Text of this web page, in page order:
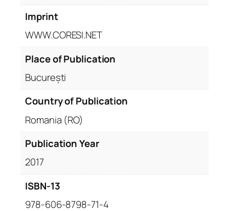
Imprint
WWW.CORESI.NET
Place of Publication
București
Country of Publication
Romania (RO)
Publication Year
2017
ISBN-13
978-606-8798-71-4